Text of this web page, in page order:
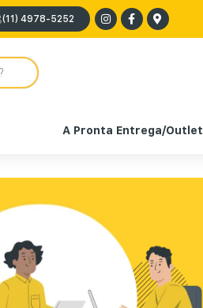
(11) 4978-5252
A Pronta Entrega/Outlet